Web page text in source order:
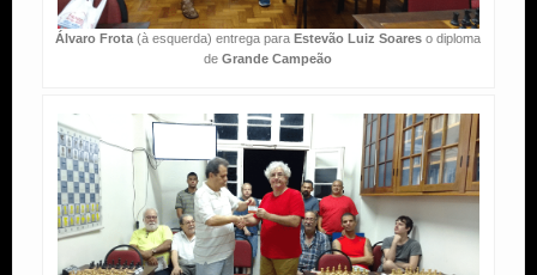
Álvaro Frota (à esquerda) entrega paraEstevão Luiz Soares o diploma
de Grande Campeão